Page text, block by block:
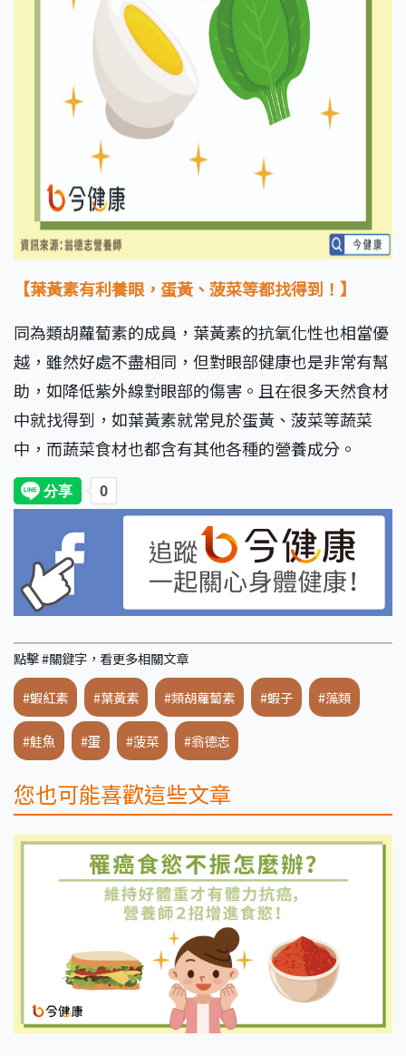
【葉黃素有利養眼，蛋黃、菠菜等都找得到！】
同為類胡蘿蔔素的成員，葉黃素的抗氧化性也相當優
越，雖然好處不盡相同，但對眼部健康也是非常有幫
助，如降低紫外線對眼部的傷害。且在很多天然食材
中就找得到，如葉黃素就常見於蛋黃、菠菜等蔬菜
中，而蔬菜食材也都含有其他各種的營養成分。
點擊 #關鍵字，看更多相關文章
#蝦紅素 #葉黃素 #類胡蘿蔔素 #蝦子 #藻類
#鮭魚 #蛋 #菠菜 #翁德志
您也可能喜歡這些文章